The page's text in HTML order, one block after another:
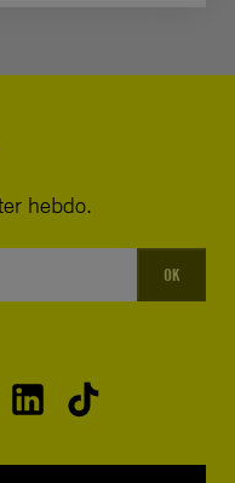
hebdo.
OK